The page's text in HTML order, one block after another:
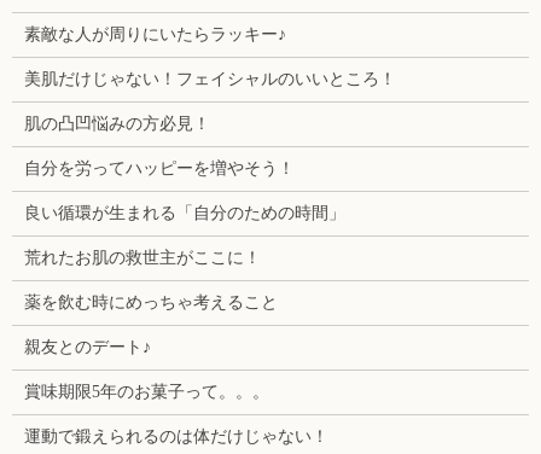
素敵な人が周りにいたらラッキー♪
美肌だけじゃない！フェイシャルのいいところ！
肌の凸凹悩みの方必見！
自分を労ってハッピーを増やそう！
良い循環が生まれる「自分のための時間」
荒れたお肌の救世主がここに！
薬を飲む時にめっちゃ考えること
親友とのデート♪
賞味期限5年のお菓子って。。。
運動で鍛えられるのは体だけじゃない！